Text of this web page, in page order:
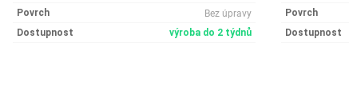
Povrch Bez úpravy
Dostupnost výroba do 2 týdnů
Povrch
Dostupnost